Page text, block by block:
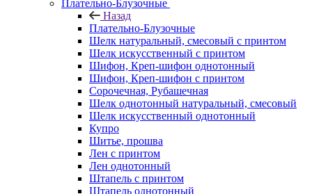
Плательно-Блузочные
Назад
Плательно-Блузочные
Шелк натуральный, смесовый с принтом
Шелк искусственный с принтом
Шифон, Креп-шифон однотонный
Шифон, Креп-шифон с принтом
Сорочечная, Рубашечная
Шелк однотонный натуральный, смесовый
Шелк искусственный однотонный
Купро
Шитье, прошва
Лен с принтом
Лен однотонный
Штапель с принтом
Штапель однотонный